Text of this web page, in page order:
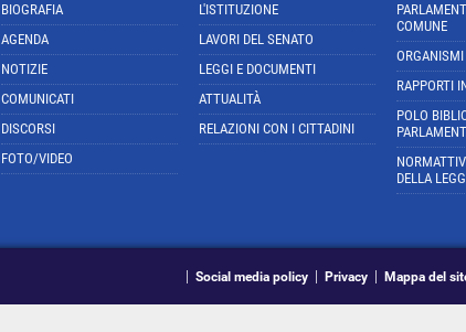
BIOGRAFIA
AGENDA
NOTIZIE
COMUNICATI
DISCORSI
FOTO/VIDEO
L'ISTITUZIONE
LAVORI DEL SENATO
LEGGI E DOCUMENTI
ATTUALITÀ
RELAZIONI CON I CITTADINI
COMUNE
RAPPORTI
POLO
DELLA
Social media policy Privacy Mappa del